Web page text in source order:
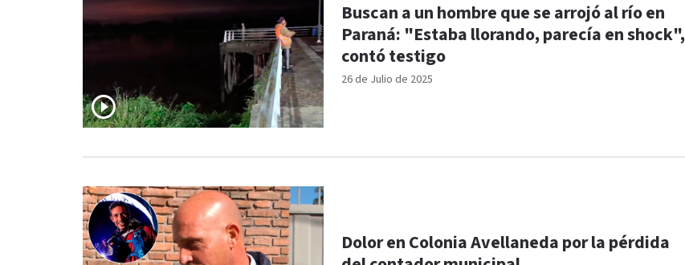
26 de Julio de 2025
Buscan a un hombre que se arrojó al río en
Paraná: "Estaba llorando, parecía en shock",
contó testigo
Dolor en Colonia Avellaneda por la pérdida